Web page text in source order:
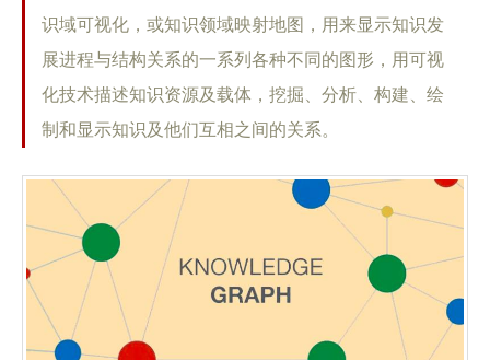
识域可视化，或知识领域映射地图，用来显示知识发
展进程与结构关系的一系列各种不同的图形，用可视
化技术描述知识资源及载体，挖掘、分析、构建、绘
制和显示知识及他们互相之间的关系。